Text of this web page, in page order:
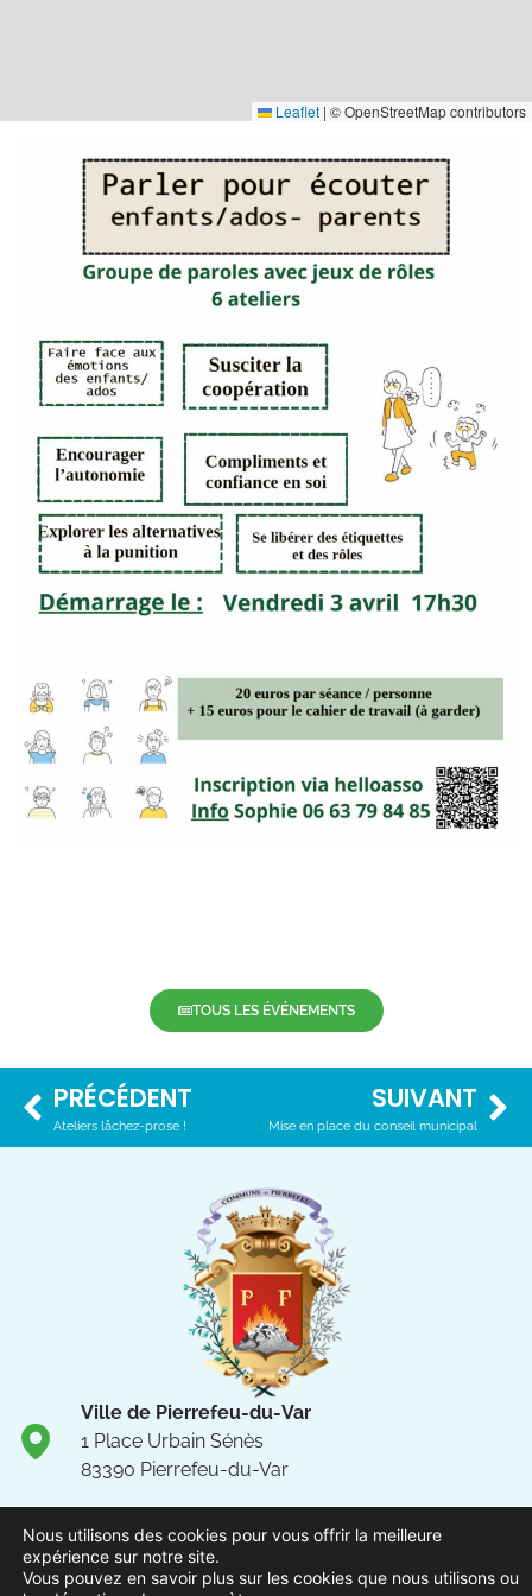
Leaflet | © OpenStreetMap contributors
TOUS LES ÉVÉNEMENTS
PRÉCÉDENT
Ateliers lâchez-prose !
SUIVANT
Mise en place du conseil municipal
Ville de Pierrefeu-du-Var
1 Place Urbain Sénès
83390 Pierrefeu-du-Var
Du lundi au vendredi de 8h30
à 12h et de 13h à 17h
Nous utilisons des cookies pour vous offrir la meilleure
expérience sur notre site.
Vous pouvez en savoir plus sur les cookies que nous utilisons ou